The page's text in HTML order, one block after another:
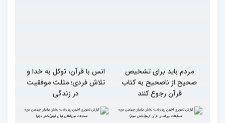
مردم باید برای تشخیص
صحیح از ناصحیح به کتاب
قرآن رجوع کنند
انس با قرآن، توکل به خدا و
تلاش فردی؛ مثلث موفقیت
در زندگی